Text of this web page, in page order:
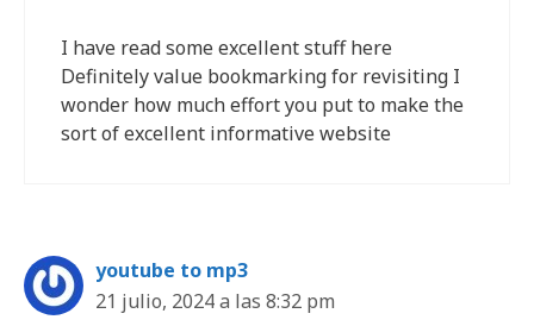
I have read some excellent stuff here
Definitely value bookmarking for revisiting I
wonder how much effort you put to make the
sort of excellent informative website
youtube to mp3
21 julio, 2024 a las 8:32 pm